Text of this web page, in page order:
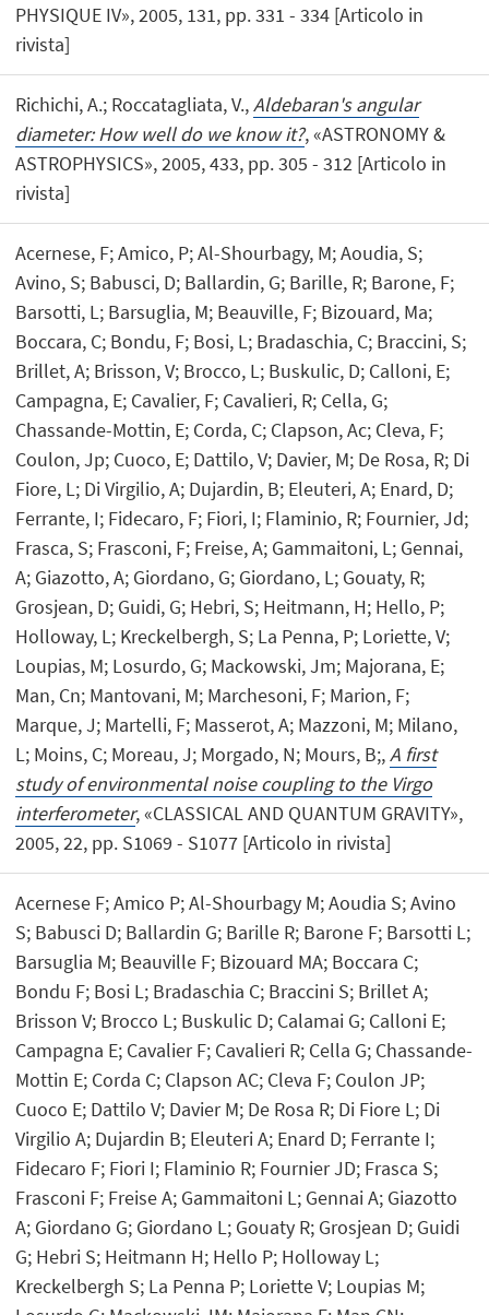
PHYSIQUE IV», 2005, 131, pp. 331 - 334 [Articolo in
rivista]
Richichi, A.; Roccatagliata, V.,Aldebaran's angular
diameter: How well do we know it?, «ASTRONOMY &
ASTROPHYSICS», 2005, 433, pp. 305 - 312 [Articolo in
rivista]
Acernese, F; Amico, P; Al-Shourbagy, M; Aoudia, S;
Avino, S; Babusci, D; Ballardin, G; Barille, R; Barone, F;
Barsotti, L; Barsuglia, M; Beauville, F; Bizouard, Ma;
Boccara, C; Bondu, F; Bosi, L; Bradaschia, C; Braccini, S;
Brillet, A; Brisson, V; Brocco, L; Buskulic, D; Calloni, E;
Campagna, E; Cavalier, F; Cavalieri, R; Cella, G;
Chassande-Mottin, E; Corda, C; Clapson, Ac; Cleva, F;
Coulon, Jp; Cuoco, E; Dattilo, V; Davier, M; De Rosa, R; Di
Fiore, L; Di Virgilio, A; Dujardin, B; Eleuteri, A; Enard, D;
Ferrante, I; Fidecaro, F; Fiori, I; Flaminio, R; Fournier, Jd;
Frasca, S; Frasconi, F; Freise, A; Gammaitoni, L; Gennai,
A; Giazotto, A; Giordano, G; Giordano, L; Gouaty, R;
Grosjean, D; Guidi, G; Hebri, S; Heitmann, H; Hello, P;
Holloway, L; Kreckelbergh, S; La Penna, P; Loriette, V;
Loupias, M; Losurdo, G; Mackowski, Jm; Majorana, E;
Man, Cn; Mantovani, M; Marchesoni, F; Marion, F;
Marque, J; Martelli, F; Masserot, A; Mazzoni, M; Milano,
L; Moins, C; Moreau, J; Morgado, N; Mours, B;,A first
study of environmental noise coupling to the Virgo
interferometer, «CLASSICAL AND QUANTUM GRAVITY»,
2005, 22, pp. S1069 - S1077 [Articolo in rivista]
Acernese F; Amico P; Al-Shourbagy M; Aoudia S; Avino
S; Babusci D; Ballardin G; Barille R; Barone F; Barsotti L;
Barsuglia M; Beauville F; Bizouard MA; Boccara C;
Bondu F; Bosi L; Bradaschia C; Braccini S; Brillet A;
Brisson V; Brocco L; Buskulic D; Calamai G; Calloni E;
Campagna E; Cavalier F; Cavalieri R; Cella G; Chassande-
Mottin E; Corda C; Clapson AC; Cleva F; Coulon JP;
Cuoco E; Dattilo V; Davier M; De Rosa R; Di Fiore L; Di
Virgilio A; Dujardin B; Eleuteri A; Enard D; Ferrante I;
Fidecaro F; Fiori I; Flaminio R; Fournier JD; Frasca S;
Frasconi F; Freise A; Gammaitoni L; Gennai A; Giazotto
A; Giordano G; Giordano L; Gouaty R; Grosjean D; Guidi
G; Hebri S; Heitmann H; Hello P; Holloway L;
Kreckelbergh S; La Penna P; Loriette V; Loupias M;